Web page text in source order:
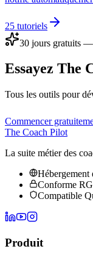
25 tutoriels
30 jours gratuits —
Essayez The
Tous les outils pour
Commencer
The Coach Pilot
La suite métier des
Hébergement
Conforme
Compatible
Produit